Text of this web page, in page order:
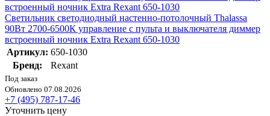
Светильник светодиодный настенно-потолочный Thalassa
90Вт 2700-6500К управление с пульта и выключателя диммер
встроенный ночник Extra Rexant 650-1030
Артикул: 650-1030
Бренд:
Rexant
Под заказ
Обновлено 07.08.2026
+7 (495) 787-17-46
Уточнить цену